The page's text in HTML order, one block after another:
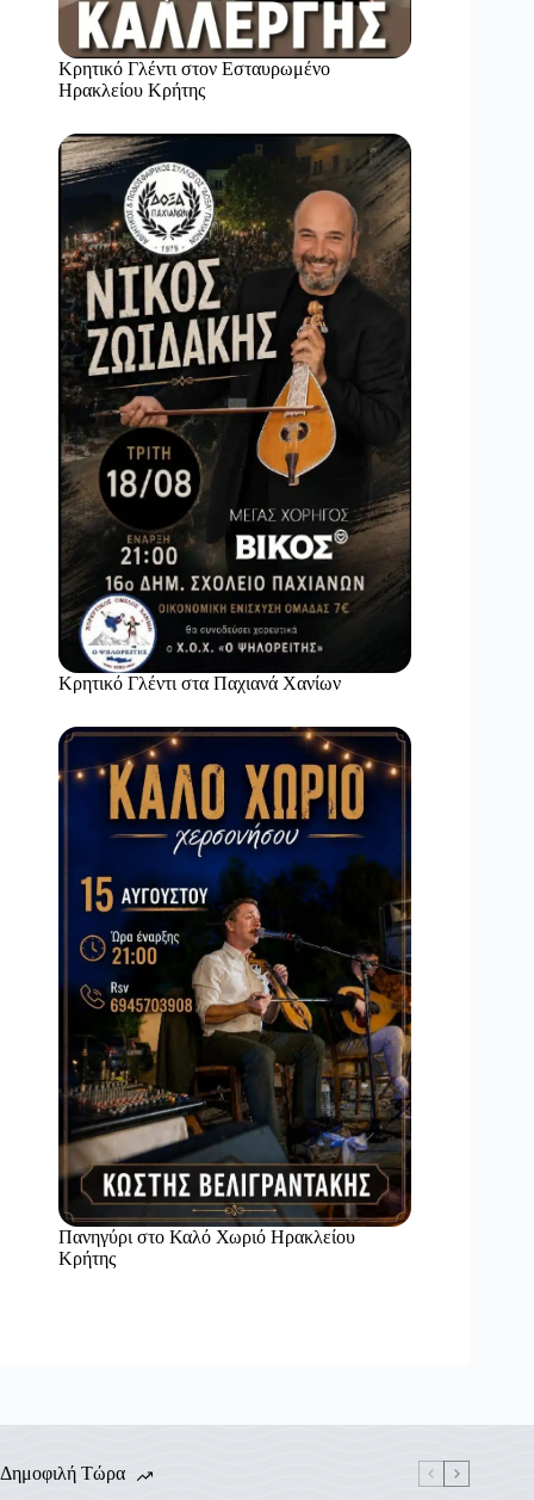
Κρητικό Γλέντι στον Εσταυρωμένο
Ηρακλείου Κρήτης
Κρητικό Γλέντι στα Παχιανά Χανίων
Πανηγύρι στο Καλό Χωριό Ηρακλείου
Κρήτης
Δημοφιλή Τώρα